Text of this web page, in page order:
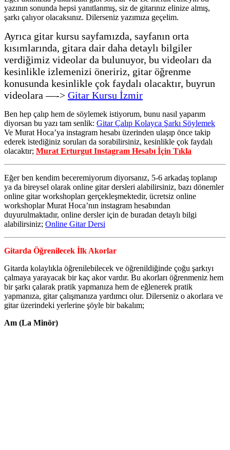
yazının sonunda hepsi yanıtlanmış, siz de gitarınız elinize almış,
şarkı çalıyor olacaksınız. Dilerseniz yazımıza geçelim.
Ayrıca gitar kursu sayfamızda, sayfanın orta
kısımlarında, gitara dair daha detaylı bilgiler
verdiğimiz videolar da bulunuyor, bu videoları da
kesinlikle izlemenizi öneririz, gitar öğrenme
konusunda kesinlikle çok faydalı olacaktır, buyrun
videolara —-> Gitar Kursu İzmir
Ben hep çalıp hem de söylemek istiyorum, bunu nasıl yaparım
diyorsan bu yazı tam senlik: Gitar Çalıp Kolayca Şarkı Söylemek
Ve Murat Hoca’ya instagram hesabı üzerinden ulaşıp önce takip
ederek istediğiniz soruları da sorabilirsiniz, kesinlikle çok faydalı
olacaktır; Murat Erturgut Instagram Hesabı İçin Tıkla
Eğer ben kendim beceremiyorum diyorsanız, 5-6 arkadaş toplanıp
ya da bireysel olarak online gitar dersleri alabilirsiniz, bazı dönemler
online gitar workshopları gerçekleşmektedir, ücretsiz online
workshoplar Murat Hoca’nın instagram hesabından
duyurulmaktadır, online dersler için de buradan detaylı bilgi
alabilirsiniz; Online Gitar Dersi
Gitarda Öğrenilecek İlk Akorlar
Gitarda kolaylıkla öğrenilebilecek ve öğrenildiğinde çoğu şarkıyı
çalmaya yarayacak bir kaç akor vardır. Bu akorları öğrenmeniz hem
bir şarkı çalarak pratik yapmanıza hem de eğlenerek pratik
yapmanıza, gitar çalışmanıza yardımcı olur. Dilerseniz o akorlara ve
gitar üzerindeki yerlerine şöyle bir bakalım;
Am (La Minör)